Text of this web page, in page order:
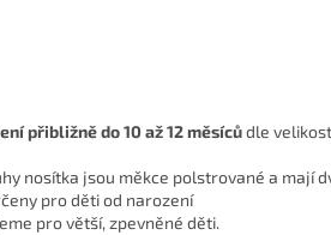
přibližně do 10 až 12 měsícůdle
nosítka jsou měkce polstrované a mají
pro děti od narození
pro větší, zpevněné děti.